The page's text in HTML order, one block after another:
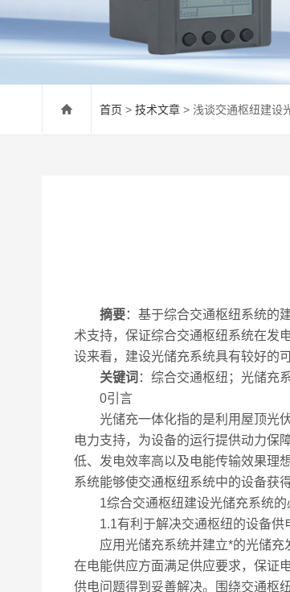
首页 > 技术文章 > 浅谈交通枢纽建设
摘要：基于综合交通枢纽系统的
术支持，保证综合交通枢纽系统在发
设来看，建设光储充系统具有较好的
关键词 ：综合交通枢纽；光储充
0引言
光储充一体化指的是利用屋顶光伏
电力支持，为设备的运行提供动力保
低、发电效率高以及电能传输效果理
系统能够使交通枢纽系统中的设备获
1综合交通枢纽建设光储充系统的
1.1有利于解决交通枢纽的设备供
应用光储充系统并建立*的光储充发
在电能供应方面满足供应要求，保证
供电问题得到妥善解决。围绕交通枢